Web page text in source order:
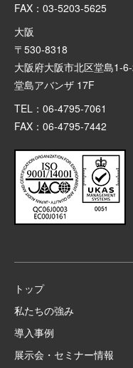
FAX：03-5203-5625
大阪
〒530-8318
大阪府大阪市北区堂島1-
堂島アバンザ 17F
TEL：06-4795-7061
FAX：06-4795-7442
トップ
私たちの強み
導入事例
展示会・セミナー情報